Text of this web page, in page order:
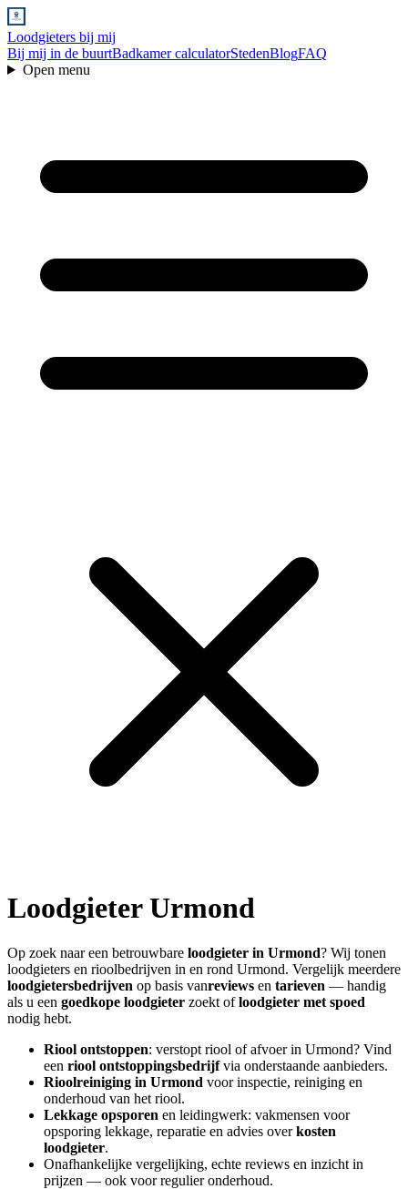
Loodgieters bij mij
Bij mij in de buurtBadkamer calculatorStedenBlogFAQ
Open menu
LoodgieterUrmond
Op zoek naar een betrouwbare loodgieter in Urmond? Wij tonen
loodgieters en rioolbedrijven in en rond Urmond. Vergelijk meerdere
loodgietersbedrijven op basis vanreviews en tarieven — handig
als u een goedkope loodgieter zoekt ofloodgieter met spoed
nodig hebt.
Riool ontstoppen: verstopt riool of afvoer in Urmond? Vind
een riool ontstoppingsbedrijfvia onderstaande aanbieders.
Rioolreiniging in Urmond voor inspectie, reiniging en
onderhoud van het riool.
Lekkage opsporen en leidingwerk: vakmensen voor
opsporing lekkage, reparatie en advies overkosten
loodgieter.
Onafhankelijke vergelijking, echte reviews en inzicht in
prijzen — ook voor regulier onderhoud.